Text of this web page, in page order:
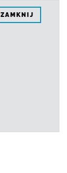
ZAMKNIJ